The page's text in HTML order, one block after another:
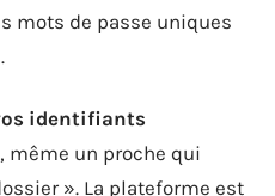
mots de passe uniques
identifiants
, même un proche qui
». La plateforme est